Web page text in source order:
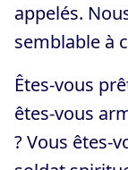
appelés.
semblable à
Êtes-vous
êtes-vous
? Vous êtes-